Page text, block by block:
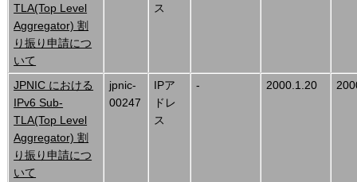
TLA(Top Level
Aggregator) 割
り振り申請につ
いて
ス
JPNIC における
IPv6 Sub-
TLA(Top Level
Aggregator) 割
り振り申請につ
いて
jpnic-
00247
IPア
ドレ
ス
- 2000.1.20